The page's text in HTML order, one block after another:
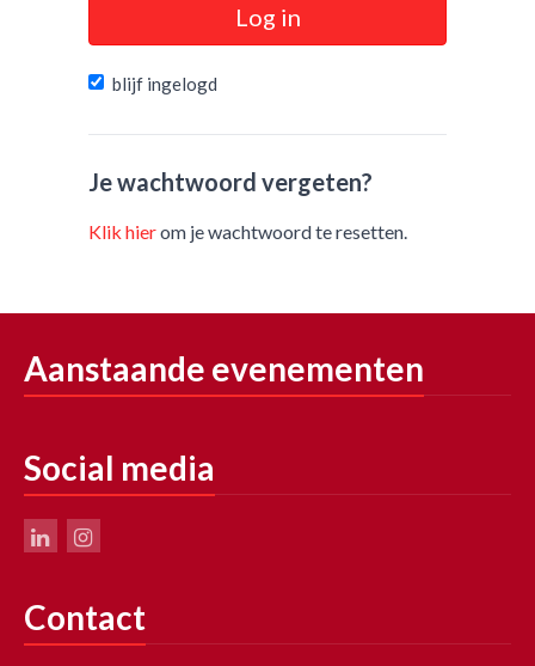
Log in
blijf ingelogd
Je wachtwoord vergeten?
Klik hierom je wachtwoord te resetten.
Aanstaande evenementen
Social media
Contact